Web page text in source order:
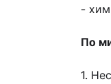
-
По
1.